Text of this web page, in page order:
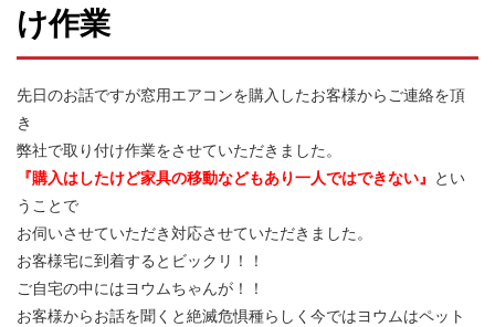
け作業
先日のお話ですが窓用エアコンを購入したお客様からご連絡を頂
き
弊社で取り付け作業をさせていただきました。
『購入はしたけど家具の移動などもあり一人ではできない』
とい
うことで
お伺いさせていただき対応させていただきました。
お客様宅に到着するとビックリ！！
ご自宅の中にはヨウムちゃんが！！
お客様からお話を聞くと絶滅危惧種らしく今ではヨウムはペット